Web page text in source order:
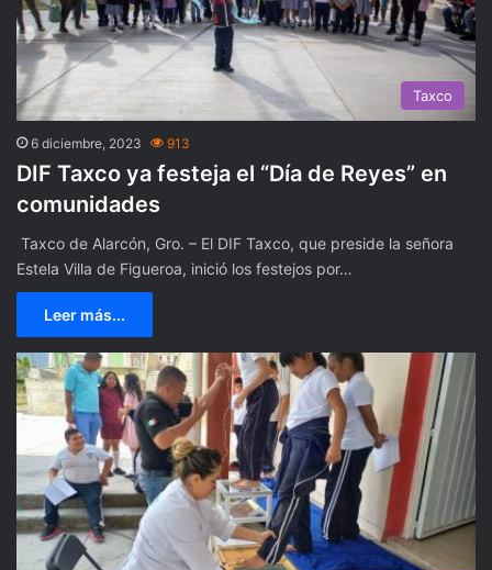
Taxco
6 diciembre, 2023 913
DIF Taxco ya festeja el “Día de Reyes” en
comunidades
Taxco de Alarcón, Gro. – El DIF Taxco, que preside la señora
Estela Villa de Figueroa, inició los festejos por…
Leer más...